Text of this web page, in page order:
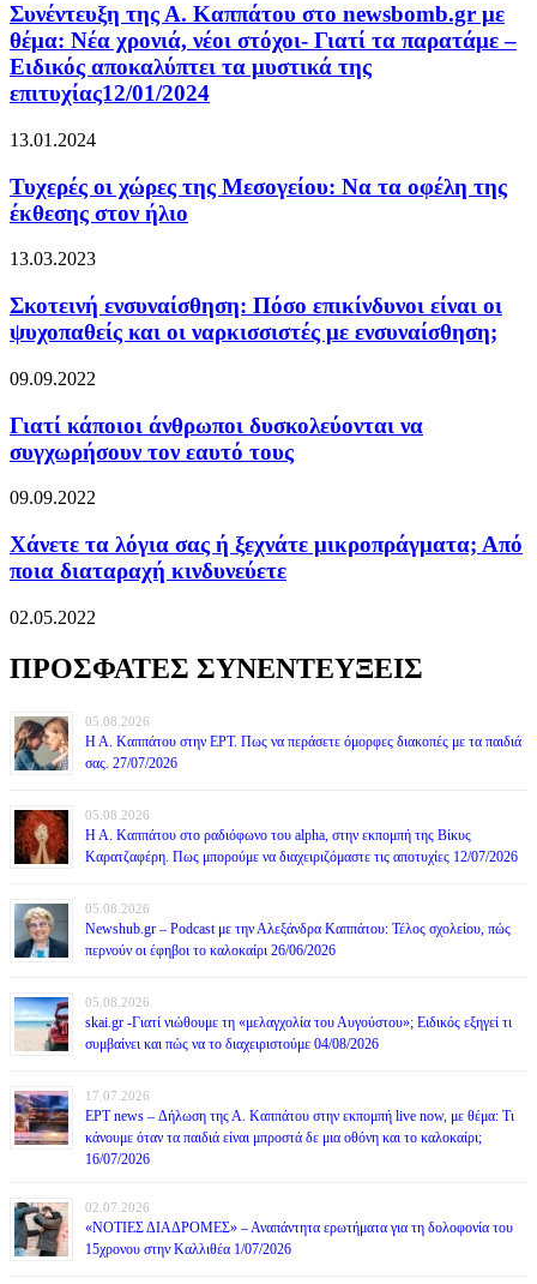
Συνέντευξη της Α. Καππάτου στο newsbomb.gr με
θέμα: Νέα χρονιά, νέοι στόχοι- Γιατί τα παρατάμε –
Ειδικός αποκαλύπτει τα μυστικά της
επιτυχίας12/01/2024
13.01.2024
Τυχερές οι χώρες της Μεσογείου: Να τα οφέλη της
έκθεσης στον ήλιο
13.03.2023
Σκοτεινή ενσυναίσθηση: Πόσο επικίνδυνοι είναι οι
ψυχοπαθείς και οι ναρκισσιστές με ενσυναίσθηση;
09.09.2022
Γιατί κάποιοι άνθρωποι δυσκολεύονται να
συγχωρήσουν τον εαυτό τους
09.09.2022
Χάνετε τα λόγια σας ή ξεχνάτε μικροπράγματα; Από
ποια διαταραχή κινδυνεύετε
02.05.2022
ΠΡΟΣΦΑΤΕΣ ΣΥΝΕΝΤΕΥΞΕΙΣ
05.08.2026
Η Α. Καππάτου στην ΕΡΤ. Πως να περάσετε όμορφες διακοπές με τα παιδιά
σας. 27/07/2026
05.08.2026
Η Α. Καππάτου στο ραδιόφωνο του alpha, στην εκπομπή της Βίκυς
Καρατζαφέρη. Πως μπορούμε να διαχειριζόμαστε τις αποτυχίες 12/07/2026
05.08.2026
Newshub.gr – Podcast με την Αλεξάνδρα Καππάτου: Τέλος σχολείου, πώς
περνούν οι έφηβοι το καλοκαίρι 26/06/2026
05.08.2026
skai.gr -Γιατί νιώθουμε τη «μελαγχολία του Αυγούστου»; Ειδικός εξηγεί τι
συμβαίνει και πώς να το διαχειριστούμε 04/08/2026
17.07.2026
ΕΡΤ news – Δήλωση της Α. Καππάτου στην εκπομπή live now, με θέμα: Τι
κάνουμε όταν τα παιδιά είναι μπροστά δε μια οθόνη και το καλοκαίρι;
16/07/2026
02.07.2026
«ΝΟΤΙΕΣ ΔΙΑΔΡΟΜΕΣ» – Αναπάντητα ερωτήματα για τη δολοφονία του
15χρονου στην Καλλιθέα 1/07/2026